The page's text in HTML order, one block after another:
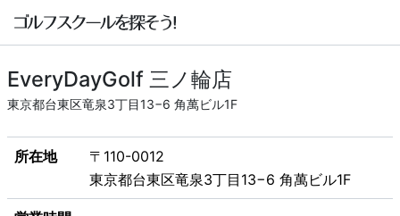
EveryDayGolf 三ノ輪店
東京都台東区竜泉3丁目13−6 角萬ビル1F
所在地
〒110-0012
東京都台東区竜泉3丁目13−6 角萬ビル1F